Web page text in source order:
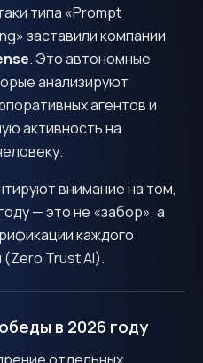
типа «Prompt
заставили компании
. Это автономные
анализируют
агентов и
активность на
внимание на том,
— это не «забор», а
каждого
Trust AI).
в 2026 году
отдельных